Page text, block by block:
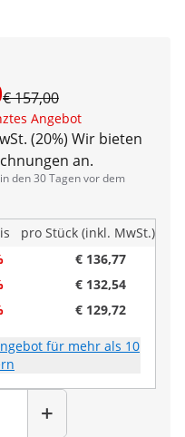
€ 157,00
Angebot
(20%) Wir bieten
an.
den 30 Tagen vor dem
pro Stück (inkl. MwSt.)
€ 136,77
€ 132,54
€ 129,72
für mehr als 10
+